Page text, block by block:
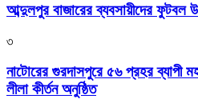
আব্দুলপুর বাজারের ব্যবসায়ীদের ফুটবল
৩
নাটোরের গুরদাসপুরে ৫৬ প্রহর ব্যাপী
লীলা কীর্তন অনুষ্ঠিত